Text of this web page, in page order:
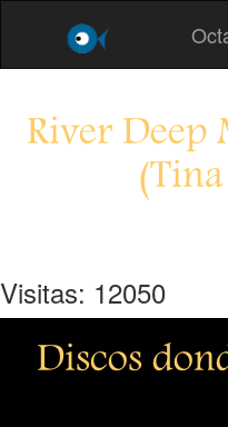
River
Visitas: 12050
Discos